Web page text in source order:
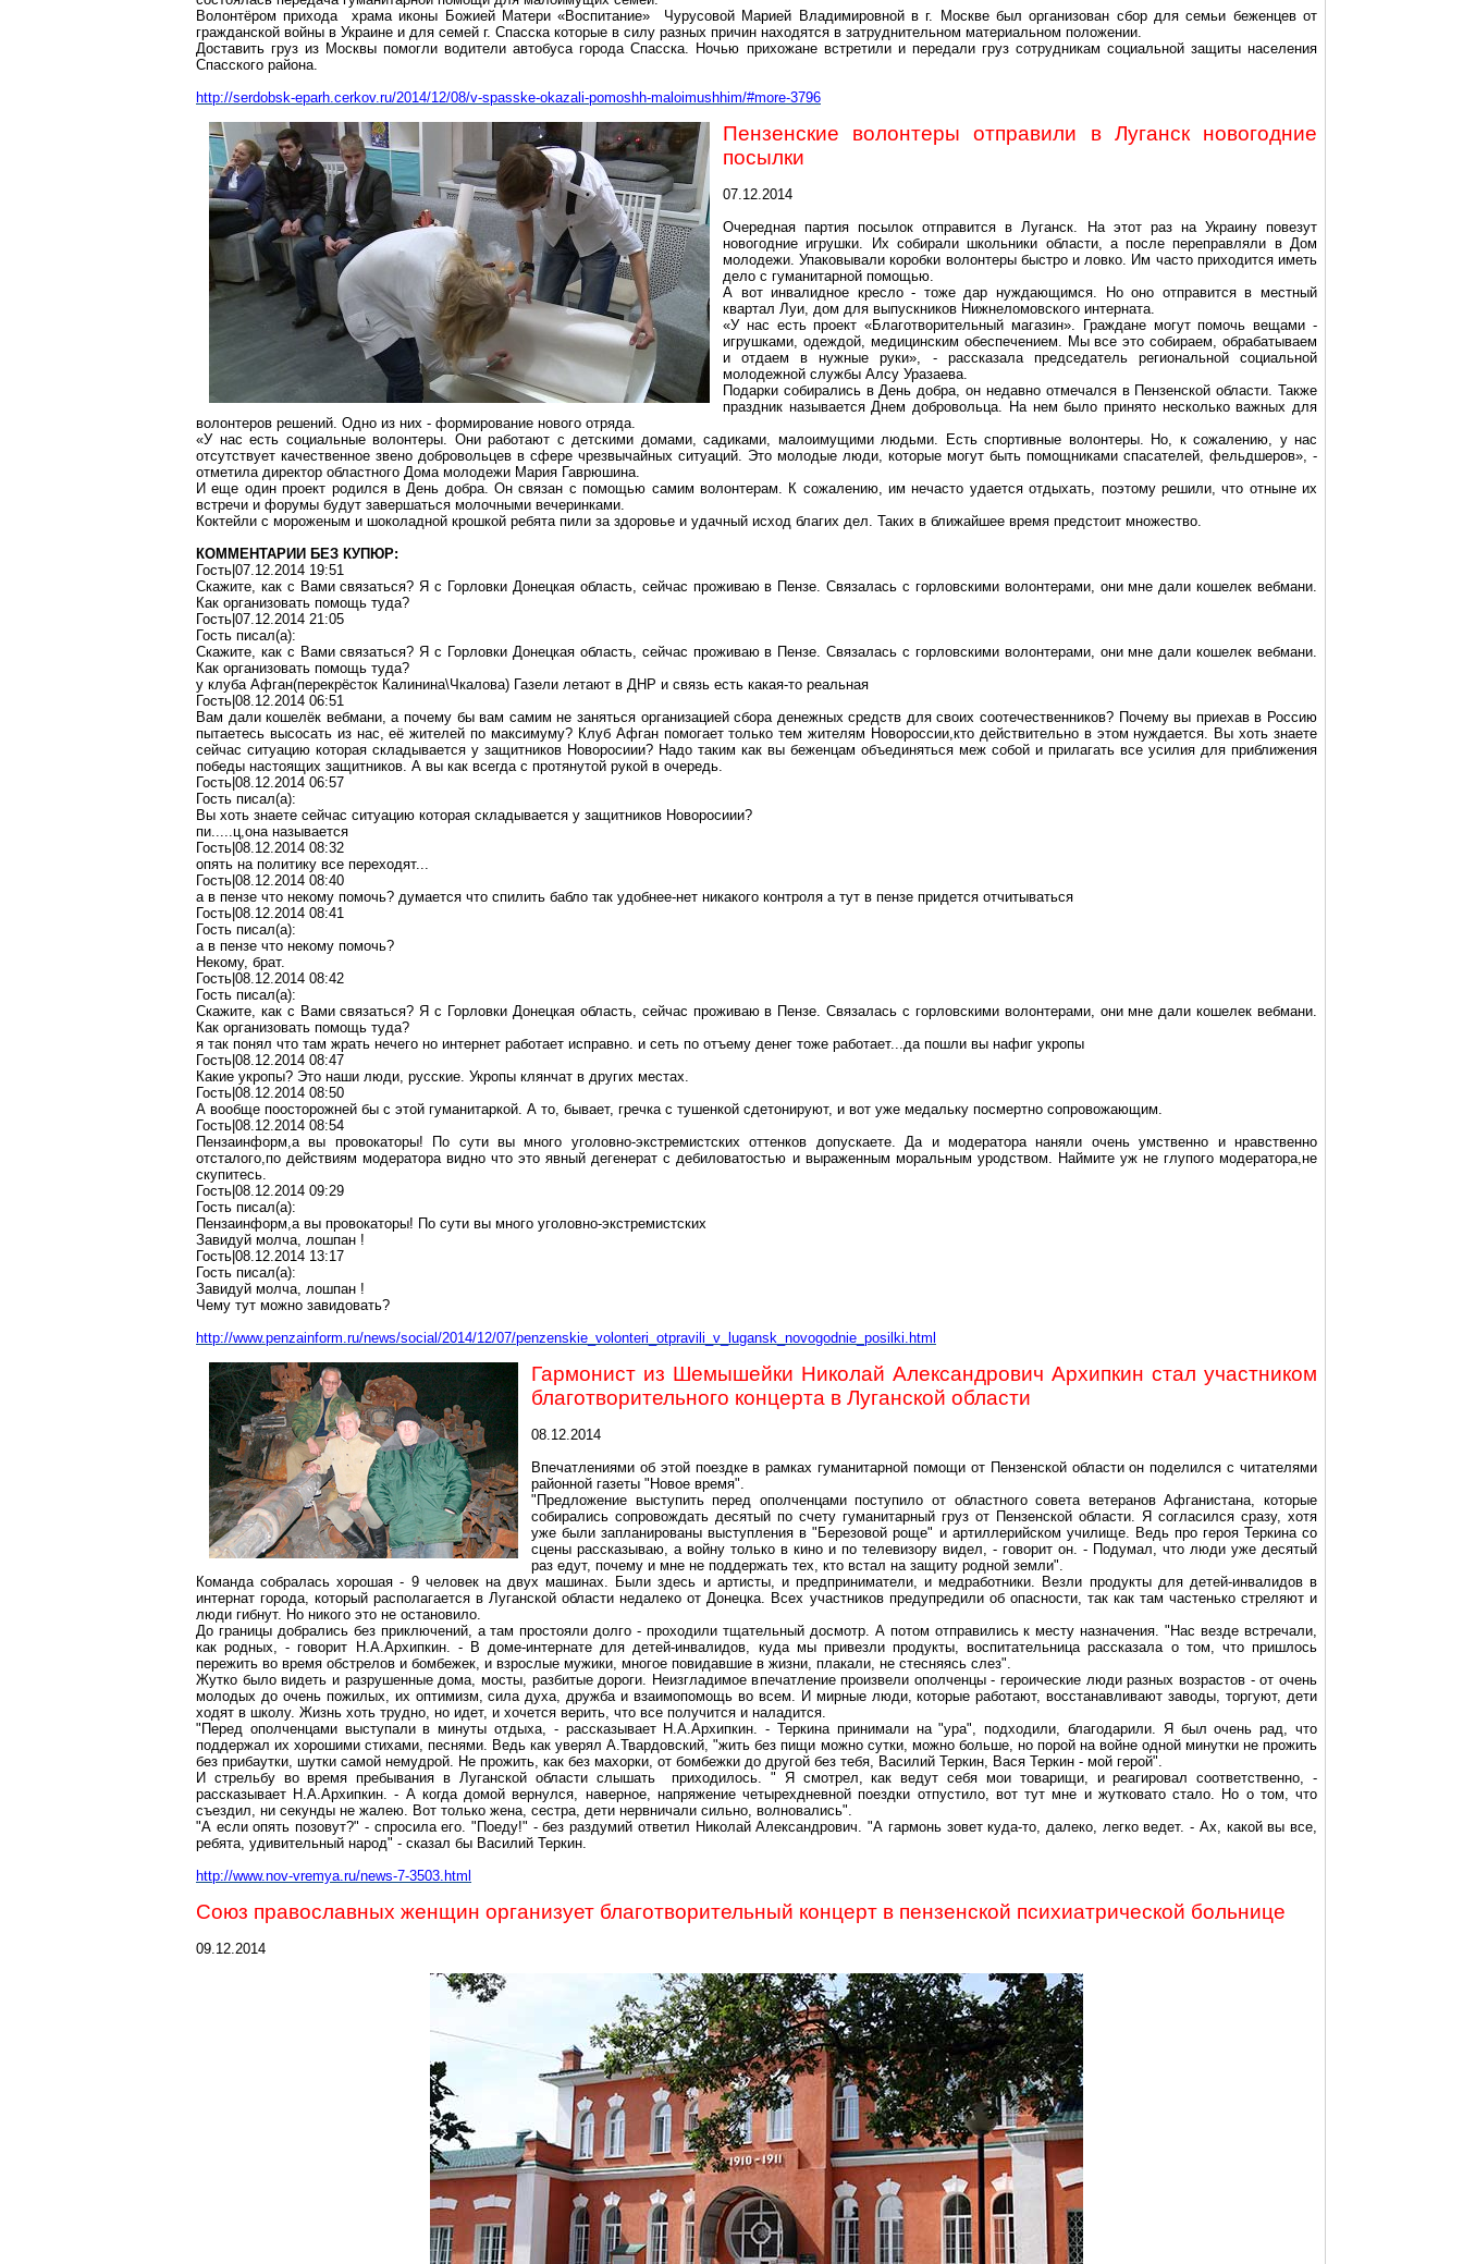
Волонтёром прихода храма иконы Божией Матери «Воспитание» Чурусовой Марией Владимировной в г. Москве был организован сбор для семьи беженцев от
гражданской войны в Украине и для семей г. Спасска которые в силу разных причин находятся в затруднительном материальном положении.
Доставить груз из Москвы помогли водители автобуса города Спасска. Ночью прихожане встретили и передали груз сотрудникам социальной защиты населения
Спасского района.
http://serdobsk-eparh.cerkov.ru/2014/12/08/v-spasske-okazali-pomoshh-maloimushhim/#more-3796
Пензенские волонтеры отправили в Луганск новогодние
посылки
07.12.2014
Очередная партия посылок отправится в Луганск. На этот раз на Украину повезут
новогодние игрушки. Их собирали школьники области, а после переправляли в Дом
молодежи. Упаковывали коробки волонтеры быстро и ловко. Им часто приходится иметь
дело с гуманитарной помощью.
А вот инвалидное кресло - тоже дар нуждающимся. Но оно отправится в местный
квартал Луи, дом для выпускников Нижнеломовского интерната.
«У нас есть проект «Благотворительный магазин». Граждане могут помочь вещами -
игрушками, одеждой, медицинским обеспечением. Мы все это собираем, обрабатываем
и отдаем в нужные руки», - рассказала председатель региональной социальной
молодежной службы Алсу Уразаева.
Подарки собирались в День добра, он недавно отмечался в Пензенской области. Также
праздник называется Днем добровольца. На нем было принято несколько важных для
волонтеров решений. Одно из них - формирование нового отряда.
«У нас есть социальные волонтеры. Они работают с детскими домами, садиками, малоимущими людьми. Есть спортивные волонтеры. Но, к сожалению, у нас
отсутствует качественное звено добровольцев в сфере чрезвычайных ситуаций. Это молодые люди, которые могут быть помощниками спасателей, фельдшеров», -
отметила директор областного Дома молодежи Мария Гаврюшина.
И еще один проект родился в День добра. Он связан с помощью самим волонтерам. К сожалению, им нечасто удается отдыхать, поэтому решили, что отныне их
встречи и форумы будут завершаться молочными вечеринками.
Коктейли с мороженым и шоколадной крошкой ребята пили за здоровье и удачный исход благих дел. Таких в ближайшее время предстоит множество.
КОММЕНТАРИИ БЕЗ КУПЮР:
Гость|07.12.2014 19:51
Скажите, как с Вами связаться? Я с Горловки Донецкая область, сейчас проживаю в Пензе. Связалась с горловскими волонтерами, они мне дали кошелек вебмани.
Как организовать помощь туда?
Гость|07.12.2014 21:05
Гость писал(a):
Скажите, как с Вами связаться? Я с Горловки Донецкая область, сейчас проживаю в Пензе. Связалась с горловскими волонтерами, они мне дали кошелек вебмани.
Как организовать помощь туда?
у клуба Афган(перекрёсток Калинина\Чкалова) Газели летают в ДНР и связь есть какая-то реальная
Гость|08.12.2014 06:51
Вам дали кошелёк вебмани, а почему бы вам самим не заняться организацией сбора денежных средств для своих соотечественников? Почему вы приехав в Россию
пытаетесь высосать из нас, её жителей по максимуму? Клуб Афган помогает только тем жителям Новороссии,кто действительно в этом нуждается. Вы хоть знаете
сейчас ситуацию которая складывается у защитников Новоросиии? Надо таким как вы беженцам объединяться меж собой и прилагать все усилия для приближения
победы настоящих защитников. А вы как всегда с протянутой рукой в очередь.
Гость|08.12.2014 06:57
Гость писал(a):
Вы хоть знаете сейчас ситуацию которая складывается у защитников Новоросиии?
пи.....ц,она называется
Гость|08.12.2014 08:32
опять на политику все переходят...
Гость|08.12.2014 08:40
а в пензе что некому помочь? думается что спилить бабло так удобнее-нет никакого контроля а тут в пензе придется отчитываться
Гость|08.12.2014 08:41
Гость писал(a):
а в пензе что некому помочь?
Некому, брат.
Гость|08.12.2014 08:42
Гость писал(a):
Скажите, как с Вами связаться? Я с Горловки Донецкая область, сейчас проживаю в Пензе. Связалась с горловскими волонтерами, они мне дали кошелек вебмани.
Как организовать помощь туда?
я так понял что там жрать нечего но интернет работает исправно. и сеть по отъему денег тоже работает...да пошли вы нафиг укропы
Гость|08.12.2014 08:47
Какие укропы? Это наши люди, русские. Укропы клянчат в других местах.
Гость|08.12.2014 08:50
А вообще поосторожней бы с этой гуманитаркой. А то, бывает, гречка с тушенкой сдетонируют, и вот уже медальку посмертно сопровожающим.
Гость|08.12.2014 08:54
Пензаинформ,а вы провокаторы! По сути вы много уголовно-экстремистских оттенков допускаете. Да и модератора наняли очень умственно и нравственно
отсталого,по действиям модератора видно что это явный дегенерат с дебиловатостью и выраженным моральным уродством. Наймите уж не глупого модератора,не
скупитесь.
Гость|08.12.2014 09:29
Гость писал(a):
Пензаинформ,а вы провокаторы! По сути вы много уголовно-экстремистских
Завидуй молча, лошпан !
Гость|08.12.2014 13:17
Гость писал(a):
Завидуй молча, лошпан !
Чему тут можно завидовать?
http://www.penzainform.ru/news/social/2014/12/07/penzenskie_volonteri_otpravili_v_lugansk_novogodnie_posilki.html
Гармонист из Шемышейки Николай Александрович Архипкин стал участником
благотворительного концерта в Луганской области
08.12.2014
Впечатлениями об этой поездке в рамках гуманитарной помощи от Пензенской области он поделился с читателями
районной газеты "Новое время".
"Предложение выступить перед ополченцами поступило от областного совета ветеранов Афганистана, которые
собирались сопровождать десятый по счету гуманитарный груз от Пензенской области. Я согласился сразу, хотя
уже были запланированы выступления в "Березовой роще" и артиллерийском училище. Ведь про героя Теркина со
сцены рассказываю, а войну только в кино и по телевизору видел, - говорит он. - Подумал, что люди уже десятый
раз едут, почему и мне не поддержать тех, кто встал на защиту родной земли".
Команда собралась хорошая - 9 человек на двух машинах. Были здесь и артисты, и предприниматели, и медработники. Везли продукты для детей-инвалидов в
интернат города, который располагается в Луганской области недалеко от Донецка. Всех участников предупредили об опасности, так как там частенько стреляют и
люди гибнут. Но никого это не остановило.
До границы добрались без приключений, а там простояли долго - проходили тщательный досмотр. А потом отправились к месту назначения. "Нас везде встречали,
как родных, - говорит Н.А.Архипкин. - В доме-интернате для детей-инвалидов, куда мы привезли продукты, воспитательница рассказала о том, что пришлось
пережить во время обстрелов и бомбежек, и взрослые мужики, многое повидавшие в жизни, плакали, не стесняясь слез".
Жутко было видеть и разрушенные дома, мосты, разбитые дороги. Неизгладимое впечатление произвели ополченцы - героические люди разных возрастов - от очень
молодых до очень пожилых, их оптимизм, сила духа, дружба и взаимопомощь во всем. И мирные люди, которые работают, восстанавливают заводы, торгуют, дети
ходят в школу. Жизнь хоть трудно, но идет, и хочется верить, что все получится и наладится.
"Перед ополченцами выступали в минуты отдыха, - рассказывает Н.А.Архипкин. - Теркина принимали на "ура", подходили, благодарили. Я был очень рад, что
поддержал их хорошими стихами, песнями. Ведь как уверял А.Твардовский, "жить без пищи можно сутки, можно больше, но порой на войне одной минутки не прожить
без прибаутки, шутки самой немудрой. Не прожить, как без махорки, от бомбежки до другой без тебя, Василий Теркин, Вася Теркин - мой герой".
И стрельбу во время пребывания в Луганской области слышать приходилось. " Я смотрел, как ведут себя мои товарищи, и реагировал соответственно, -
рассказывает Н.А.Архипкин. - А когда домой вернулся, наверное, напряжение четырехдневной поездки отпустило, вот тут мне и жутковато стало. Но о том, что
съездил, ни секунды не жалею. Вот только жена, сестра, дети нервничали сильно, волновались".
"А если опять позовут?" - спросила его. "Поеду!" - без раздумий ответил Николай Александрович. "А гармонь зовет куда-то, далеко, легко ведет. - Ах, какой вы все,
ребята, удивительный народ" - сказал бы Василий Теркин.
http://www.nov-vremya.ru/news-7-3503.html
Союз православных женщин организует благотворительный концерт в пензенской психиатрической больнице
09.12.2014